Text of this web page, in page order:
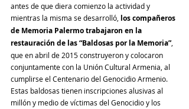
antes de que diera comienzo la actividad y
mientras la misma se desarrolló, los compañeros
de Memoria Palermo trabajaron en la
restauración de las “Baldosas por la Memoria”
que en abril de 2015 construyeron y colocaron
conjuntamente con la Unión Cultural Armenia, al
cumplirse el Centenario del Genocidio Armenio.
Estas baldosas tienen inscripciones alusivas al
millón y medio de víctimas del Genocidio y los